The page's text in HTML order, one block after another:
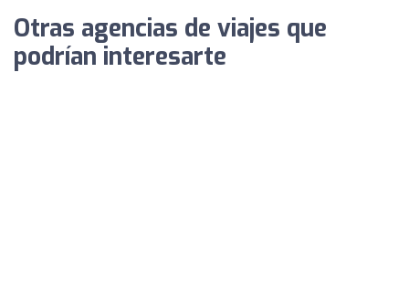
Otras agencias de viajes que
podrían interesarte